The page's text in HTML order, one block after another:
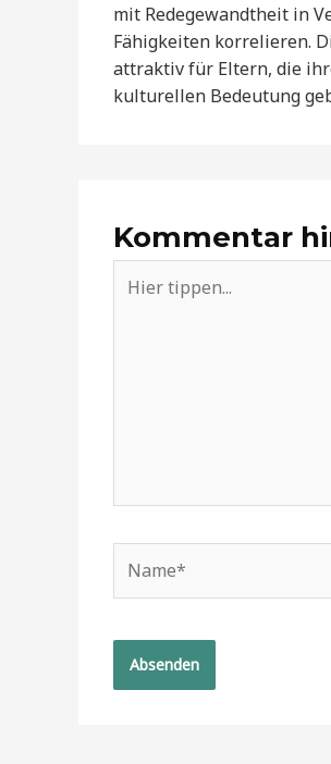
mit Redegewandtheit in
Fähigkeiten korrelieren.
attraktiv für Eltern, die
kulturellen Bedeutung
Kommentar
tippen...